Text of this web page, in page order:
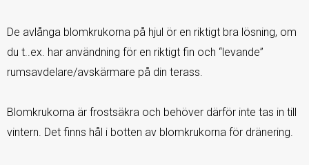
De avlånga blomkrukorna på hjul ör en riktigt bra lösning, om
du t..ex. har användning för en riktigt fin och “levande”
rumsavdelare/avskärmare på din terass.
Blomkrukorna är frostsäkra och behöver därför inte tas in till
vintern. Det finns hål i botten av blomkrukorna för dränering.